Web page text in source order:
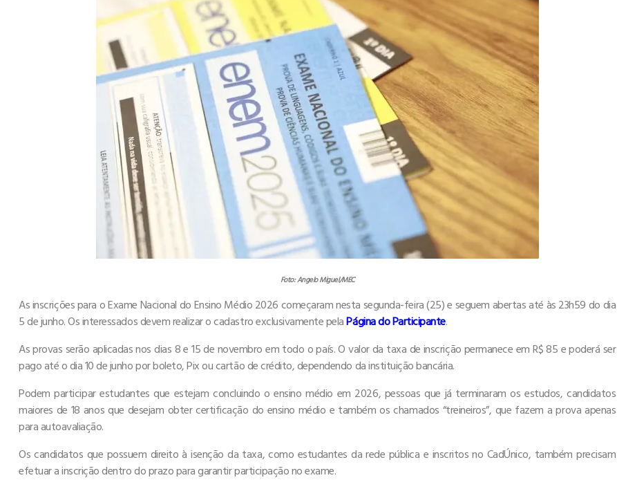
Foto: Angelo Miguel/MEC
As inscrições para o Exame Nacional do Ensino Médio 2026 começaram nesta segunda-feira (25) e seguem abertas até às 23h59 do dia
5 de junho. Os interessados devem realizar o cadastro exclusivamente pelaPágina do Participante.
As provas serão aplicadas nos dias 8 e 15 de novembro em todo o país. O valor da taxa de inscrição permanece em R$ 85 e poderá ser
pago até o dia 10 de junho por boleto, Pix ou cartão de crédito, dependendo da instituição bancária.
Podem participar estudantes que estejam concluindo o ensino médio em 2026, pessoas que já terminaram os estudos, candidatos
maiores de 18 anos que desejam obter certificação do ensino médio e também os chamados “treineiros”, que fazem a prova apenas
para autoavaliação.
Os candidatos que possuem direito à isenção da taxa, como estudantes da rede pública e inscritos no CadÚnico, também precisam
efetuar a inscrição dentro do prazo para garantir participação no exame.